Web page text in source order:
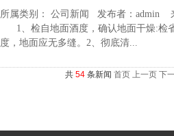
所属类别： 公司新闻 发布者：admin
1、检自地面酒度，确认地面干燥:检
度，地面应无多缝。2、彻底清...
共54 条新闻 首页 上一页 下